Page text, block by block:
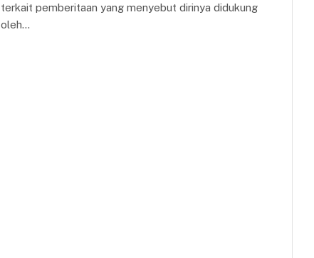
terkait pemberitaan yang menyebut dirinya didukung
oleh…